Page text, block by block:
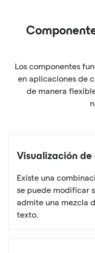
Los componentes
en aplicaciones de
de manera
Visualización
Existe una
se puede modificar
admite una mezcla
texto.